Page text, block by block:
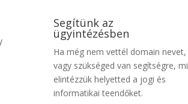
Segítünk az
ügyintézésben
Ha még nem vettél domain nevet,
vagy szükséged van segítségre, mi
elintézzük helyetted a jogi és
informatikai teendőket.